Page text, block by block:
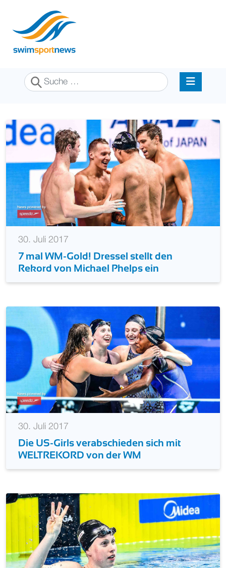
Suchen
30. Juli 2017
7 mal WM-Gold! Dressel stellt den
Rekord von Michael Phelps ein
30. Juli 2017
Die US-Girls verabschieden sich mit
WELTREKORD von der WM